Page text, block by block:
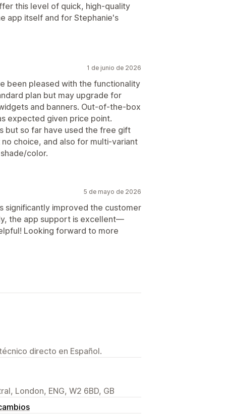
this level of quick, high-quality
app itself and for Stephanie's
1 de junio de 2026
been pleased with the functionality
plan but may upgrade for
and banners. Out-of-the-box
expected given price point.
but so far have used the free gift
choice, and also for multi-variant
color.
5 de mayo de 2026
significantly improved the customer
the app support is excellent—
Looking forward to more
directo en Español.
London, ENG, W2 6BD, GB